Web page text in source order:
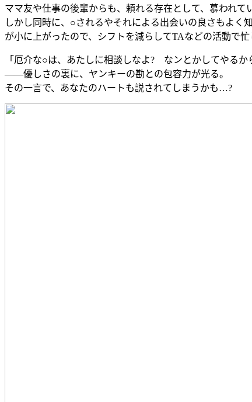
ママ友や仕事の後輩からも、頼れる存在として、慕われて
しかし同時に、○されるやそれによる出会いの良さもよく
が小に上がったので、シフトを減らしてTAなどの活動で忙
「厄介な○は、あたしに相談しなよ? なンとかしてやるか
――優しさの裏に、ヤンキーの勘との包容力が光る。
その一言で、あなたのハートも説されてしまうかも…?